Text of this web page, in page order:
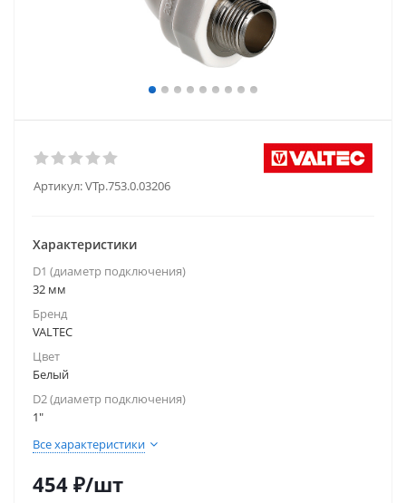
Артикул:VTp.753.0.03206
Характеристики
D1 (диаметр подключения)
32 мм
Бренд
VALTEC
Цвет
Белый
D2 (диаметр подключения)
1"
Все характеристики
454 ₽/шт